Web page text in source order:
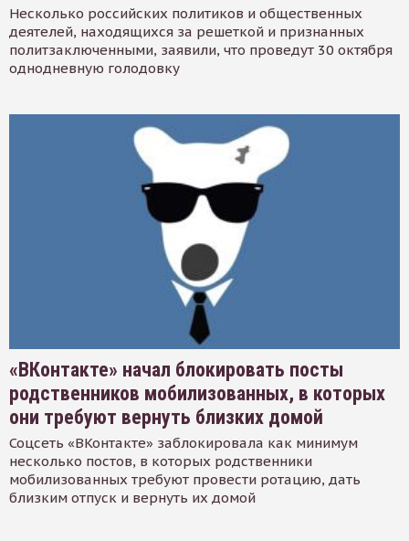
Несколько российских политиков и общественных
деятелей, находящихся за решеткой и признанных
политзаключенными, заявили, что проведут 30 октября
однодневную голодовку
«ВКонтакте» начал блокировать посты
родственников мобилизованных, в которых
они требуют вернуть близких домой
Соцсеть «ВКонтакте» заблокировала как минимум
несколько постов, в которых родственники
мобилизованных требуют провести ротацию, дать
близким отпуск и вернуть их домой